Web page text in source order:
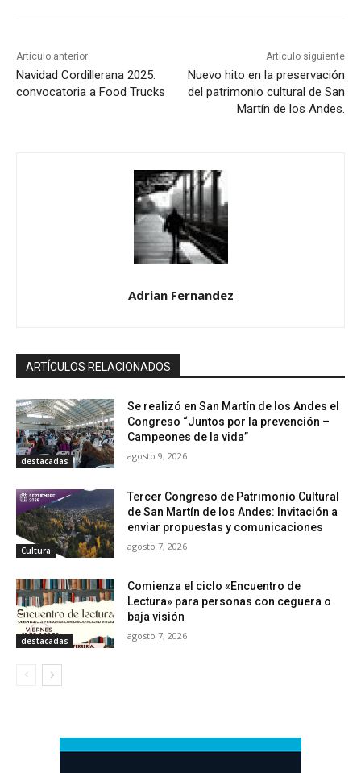
Artículo anterior
Navidad Cordillerana 2025:
convocatoria a Food Trucks
Artículo siguiente
Nuevo hito en la preservación
del patrimonio cultural de San
Martín de los Andes.
Adrian Fernandez
ARTÍCULOS RELACIONADOS
destacadas
Se realizó en San Martín de los Andes el
Congreso “Juntos por la prevención –
Campeones de la vida”
agosto 9, 2026
Cultura
Tercer Congreso de Patrimonio Cultural
de San Martín de los Andes: Invitación a
enviar propuestas y comunicaciones
agosto 7, 2026
destacadas
Comienza el ciclo «Encuentro de
Lectura» para personas con ceguera o
baja visión
agosto 7, 2026